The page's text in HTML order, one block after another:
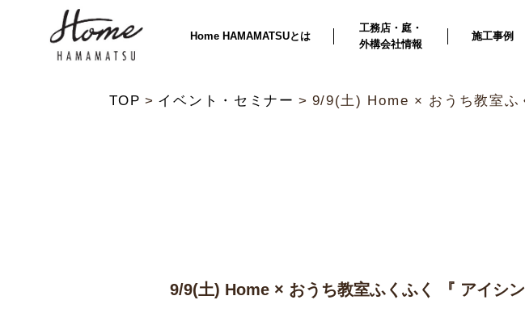
Home HAMAMATSUとは
工務店・庭・
外構会社情報
施工事例
TOP イベント・セミナー 9/9(土) Home × おうち教室ふ
9/9(土) Home × おうち教室ふくふく 『 アイシ